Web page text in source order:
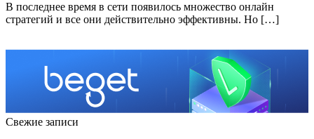
В последнее время в сети появилось множество онлайн
стратегий и все они действительно эффективны. Но […]
Свежие записи